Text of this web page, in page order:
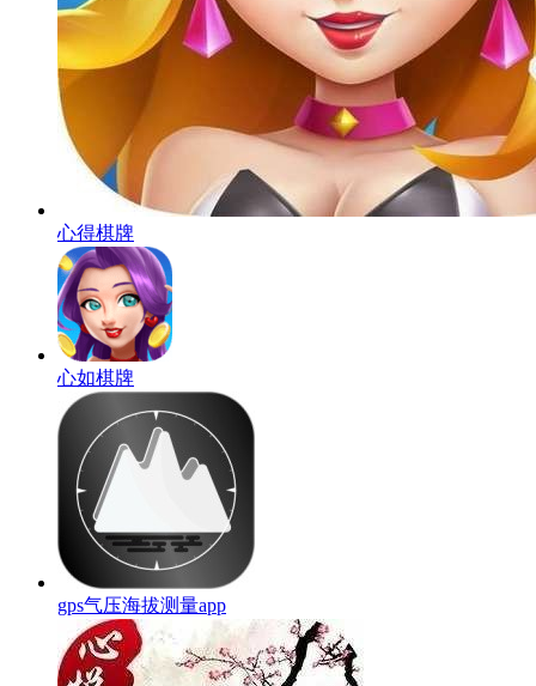
心得棋牌
心如棋牌
gps气压海拔测量app